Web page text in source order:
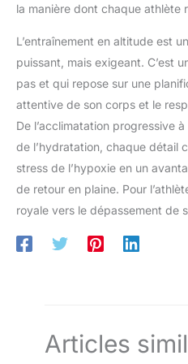
cardiaque de cette montre
long de la journée et sous l'eau,
pour des mesures plus rapides
et plus précises. Il suit les
changements en temps réel et
de dépassement des valeurs
prédéfinies. La nuit, il analyse
votre sommeil (sommeil
profond, sommeil léger et
sommeil paradoxal) pour
optimiser sa qualité. Il surveille
oxygène du sang (SpO2) pour
un aperçu complet de votre
condition physique 【Autonomie
connecté est équipée d'une
batterie intégrée de 300 mAh,
230 mm. Nous fournissons
également des manuels
la manière dont chaque athlète
L’entraînement en altitude est
puissant, mais exigeant. C’est
pas et qui repose sur une
attentive de son corps et le
De l’acclimatation progressive
de l’hydratation, chaque détail
stress de l’hypoxie en un
de retour en plaine. Pour
royale vers le dépassement de
Articles